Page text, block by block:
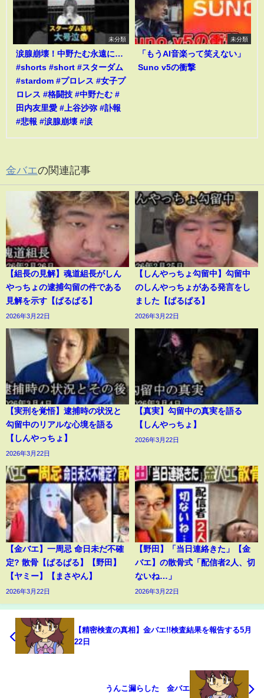
未分類
涙腺崩壊！中野たむ永遠に…
#shorts #short #スターダム
#stardom #プロレス #女子プ
ロレス #格闘技 #中野たむ #
田内友里愛 #上谷沙弥 #訃報
#悲報 #涙腺崩壊 #涙
未分類
「もうAI音楽って笑えない」
Suno v5の衝撃
金バエの関連記事
【組長の見解】魂道組長がしん
やっちょの逮捕勾留の件である
見解を示す【ぱるぱる】
2026年3月22日
【しんやっちょ勾留中】勾留中
のしんやっちょがある発言をし
ました【ぱるぱる】
2026年3月22日
【実刑を覚悟】逮捕時の状況と
勾留中のリアルな心境を語る
【しんやっちょ】
2026年3月22日
【真実】勾留中の真実を語る
【しんやっちょ】
2026年3月22日
【金バエ】一周忌 命日未だ不確
定? 散骨【ぱるぱる】【野田】
【ヤミー】【まさやん】
2026年3月22日
【野田】「当日連絡きた」【金
バエ】の散骨式「配信者2人、切
ないね…」
2026年3月22日
【精密検査の真相】金バエ!!検査結果を報告する5月
22日
うんこ漏らした 金バエ